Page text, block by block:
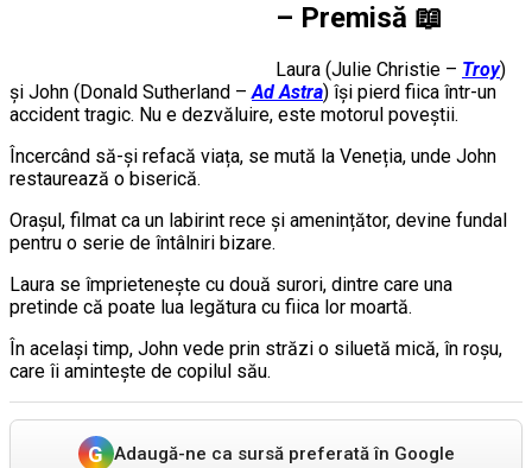
– Premisă 📖
Laura (Julie Christie – Troy)
și John (Donald Sutherland –Ad Astra) își pierd fiica într-un
accident tragic. Nu e dezvăluire, este motorul poveștii.
Încercând să-și refacă viața, se mută la Veneția, unde John
restaurează o biserică.
Orașul, filmat ca un labirint rece și amenințător, devine fundal
pentru o serie de întâlniri bizare.
Laura se împrietenește cu două surori, dintre care una
pretinde că poate lua legătura cu fiica lor moartă.
În același timp, John vede prin străzi o siluetă mică, în roșu,
care îi amintește de copilul său.
G Adaugă-ne ca sursă preferată în Google